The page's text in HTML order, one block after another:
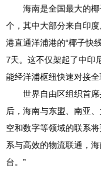
海南是全国最大的
个，其中大部分来自印
港直通洋浦港的“椰子快
7天。这不仅架起了中印
能经洋浦枢纽快速对接全
世界自由区组织首
后，海南与东盟、南亚
空和数字等领域的联系
系与高效的物流联通，
台。”